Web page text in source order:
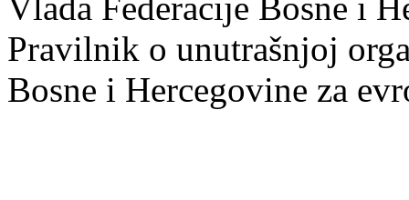
Pravilnik o unutrašnjoj
Bosne i Hercegovine za